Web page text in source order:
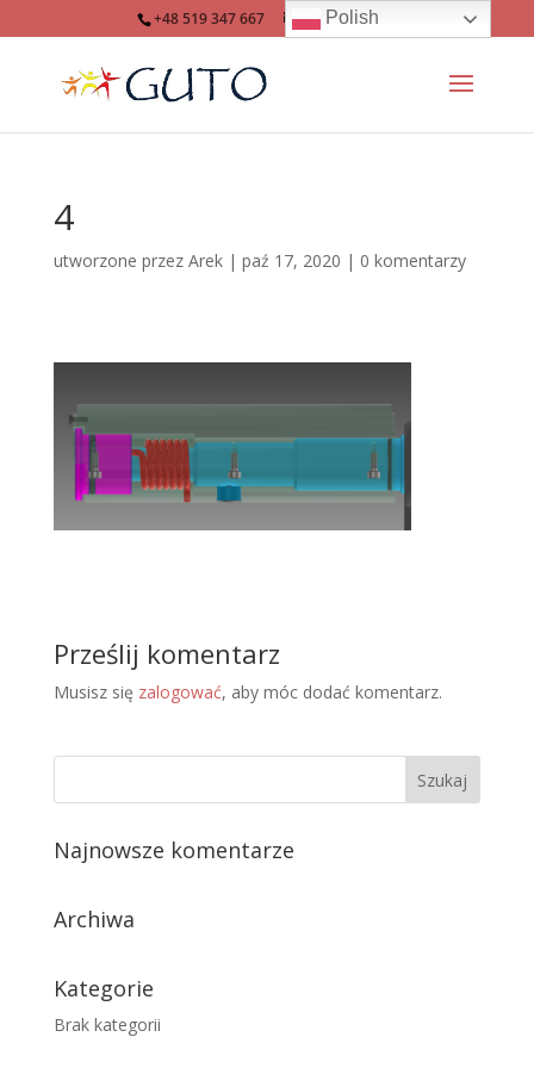
+48 519 347 667 info@guto.eu
4
utworzone przez Arek| paź 17, 2020 | 0 komentarzy
Prześlij komentarz
Musisz się zalogować, aby móc dodać komentarz.
Najnowsze komentarze
Archiwa
Kategorie
Brak kategorii
Polish